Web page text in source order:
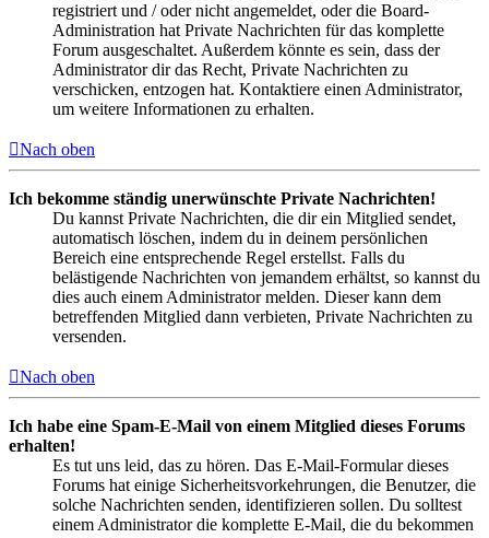
registriert und / oder nicht angemeldet, oder die Board-
Administration hat Private Nachrichten für das komplette
Forum ausgeschaltet. Außerdem könnte es sein, dass der
Administrator dir das Recht, Private Nachrichten zu
verschicken, entzogen hat. Kontaktiere einen Administrator,
um weitere Informationen zu erhalten.
Nach oben
Ich bekomme ständig unerwünschte Private Nachrichten!
Du kannst Private Nachrichten, die dir ein Mitglied sendet,
automatisch löschen, indem du in deinem persönlichen
Bereich eine entsprechende Regel erstellst. Falls du
belästigende Nachrichten von jemandem erhältst, so kannst du
dies auch einem Administrator melden. Dieser kann dem
betreffenden Mitglied dann verbieten, Private Nachrichten zu
versenden.
Nach oben
Ich habe eine Spam-E-Mail von einem Mitglied dieses Forums
erhalten!
Es tut uns leid, das zu hören. Das E-Mail-Formular dieses
Forums hat einige Sicherheitsvorkehrungen, die Benutzer, die
solche Nachrichten senden, identifizieren sollen. Du solltest
einem Administrator die komplette E-Mail, die du bekommen